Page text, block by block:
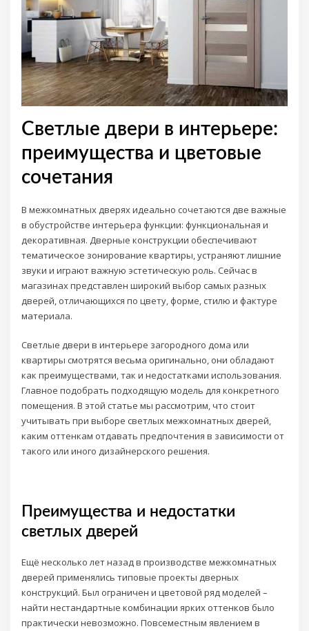
Светлые двери в интерьере:
преимущества и цветовые
сочетания
В межкомнатных дверях идеально сочетаются две важные
в обустройстве интерьера функции: функциональная и
декоративная. Дверные конструкции обеспечивают
тематическое зонирование квартиры, устраняют лишние
звуки и играют важную эстетическую роль. Сейчас в
магазинах представлен широкий выбор самых разных
дверей, отличающихся по цвету, форме, стилю и фактуре
материала.
Светлые двери в интерьере загородного дома или
квартиры смотрятся весьма оригинально, они обладают
как преимуществами, так и недостатками использования.
Главное подобрать подходящую модель для конкретного
помещения. В этой статье мы рассмотрим, что стоит
учитывать при выборе светлых межкомнатных дверей,
каким оттенкам отдавать предпочтения в зависимости от
такого или иного дизайнерского решения.
Преимущества и недостатки
светлых дверей
Ещё несколько лет назад в производстве межкомнатных
дверей применялись типовые проекты дверных
конструкций. Был ограничен и цветовой ряд моделей –
найти нестандартные комбинации ярких оттенков было
практически невозможно. Повсеместным явлением в